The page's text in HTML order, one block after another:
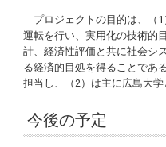
プロジェクトの目的は、（1
運転を行い、実用化の技術的
計、経済性評価と共に社会シ
る経済的目処を得ることであ
担当し、（2）は主に広島大学
今後の予定